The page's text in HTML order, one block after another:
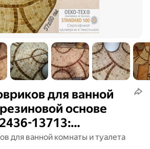
для ванной
основе
13713:
50х80 и с
для ванной комнаты и туалета